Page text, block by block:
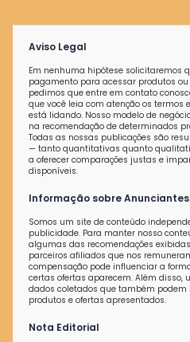
Aviso Legal
Em nenhuma hipótese solicitaremos
pagamento para acessar produtos ou
pedimos que entre em contato
que você leia com atenção os termos
está lidando. Nosso modelo de
na recomendação de determinados
Todas as nossas publicações são
— tanto quantitativas quanto
a oferecer comparações justas e
disponíveis.
Informação sobre Anunciantes
Somos um site de conteúdo
publicidade. Para manter nosso
algumas das recomendações
parceiros afiliados que nos
compensação pode influenciar a
certas ofertas aparecem. Além disso,
dados coletados que também podem
produtos e ofertas apresentados.
Nota Editorial